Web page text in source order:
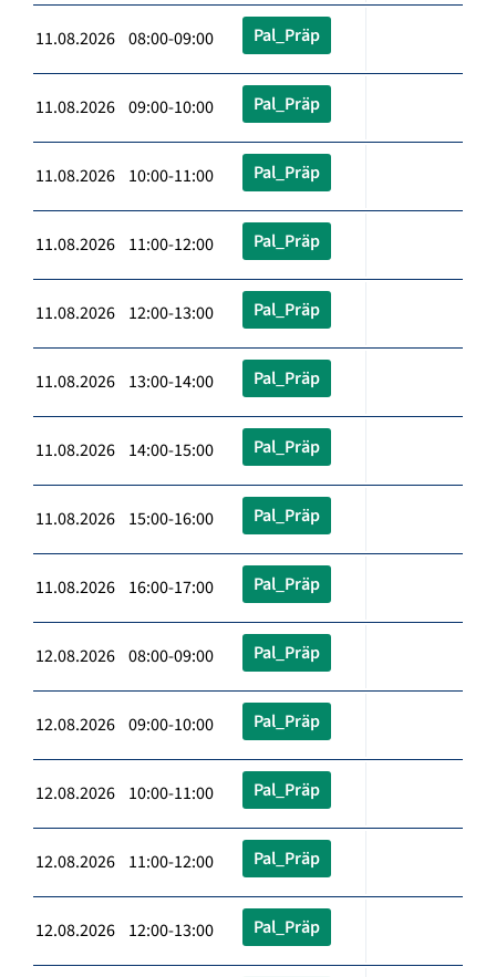
11.08.2026 08:00-09:00 Pal_Präp
11.08.2026 09:00-10:00 Pal_Präp
11.08.2026 10:00-11:00 Pal_Präp
11.08.2026 11:00-12:00 Pal_Präp
11.08.2026 12:00-13:00 Pal_Präp
11.08.2026 13:00-14:00 Pal_Präp
11.08.2026 14:00-15:00 Pal_Präp
11.08.2026 15:00-16:00 Pal_Präp
11.08.2026 16:00-17:00 Pal_Präp
12.08.2026 08:00-09:00 Pal_Präp
12.08.2026 09:00-10:00 Pal_Präp
12.08.2026 10:00-11:00 Pal_Präp
12.08.2026 11:00-12:00 Pal_Präp
12.08.2026 12:00-13:00 Pal_Präp